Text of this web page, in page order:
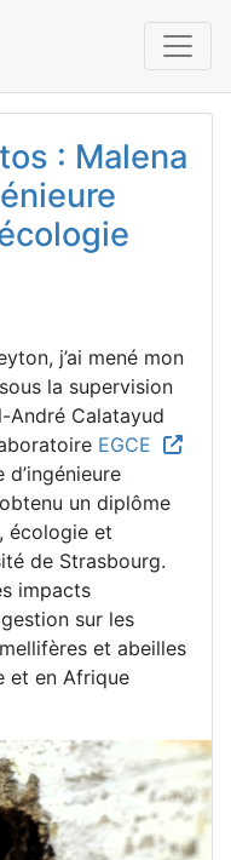
: Malena
j’ai mené mon
la supervision
André Calatayud
EGCE
d’ingénieure
un diplôme
écologie et
de Strasbourg.
impacts
sur les
et abeilles
et en Afrique